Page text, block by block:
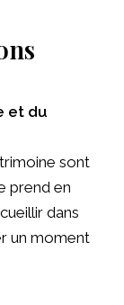
et du
sont
prend en
dans
un moment